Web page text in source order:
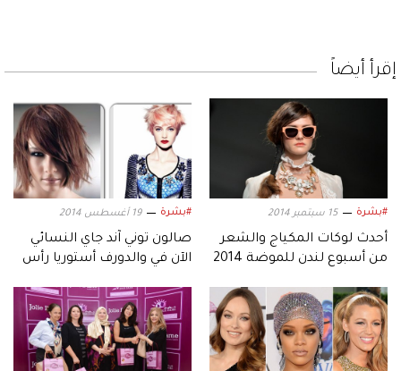
إقرأ أيضاً
#بشرة 15 سبتمبر 2014
أحدث لوكات المكياج والشعر
من أسبوع لندن للموضة 2014
#بشرة 19 أغسطس 2014
صالون توني آند جاي النسائي
الآن في والدورف أستوريا رأس